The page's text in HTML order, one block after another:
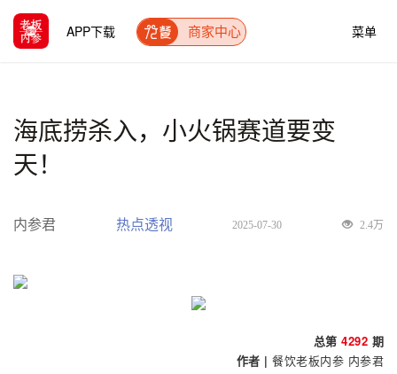
菜单
APP下载 商家中心
海底捞杀入，小火锅赛道要变
天！
内参君 热点透视 2025-07-30 2.4万
总第 4292 期
作者 | 餐饮老板内参 内参君